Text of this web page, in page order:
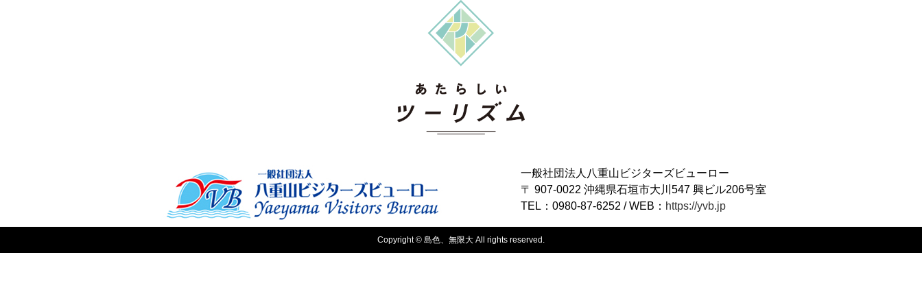
一般社団法人八重山ビジターズビューロー
〒 907-0022 沖縄県石垣市大川547 興ビル206号室
TEL：0980-87-6252 / WEB： https://yvb.jp
Copyright © 島色、無限大 All rights reserved.